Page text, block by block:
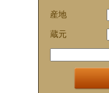
産地
蔵元